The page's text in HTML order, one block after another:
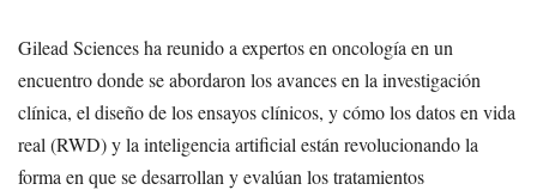
Gilead Sciences ha reunido a expertos en oncología en un
encuentro donde se abordaron los avances en la investigación
clínica, el diseño de los ensayos clínicos, y cómo los datos en vida
real (RWD) y la inteligencia artificial están revolucionando la
forma en que se desarrollan y evalúan los tratamientos